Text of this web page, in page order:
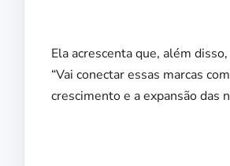
Ela acrescenta que, além
“Vai conectar essas marcas
crescimento e a expansão das